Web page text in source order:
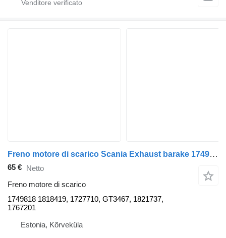
Freno motore di scarico Scania Exhaust barake 1749818 per trattore stradale Scania R440
65 € Netto
Freno motore di scarico
1749818 1818419, 1727710, GT3467, 1821737,
1767201
Estonia, Kõrveküla